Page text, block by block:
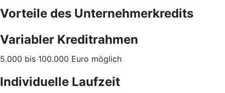
Vorteile des Unternehmerkredits
Variabler Kreditrahmen
5.000 bis 100.000 Euro möglich
Individuelle Laufzeit